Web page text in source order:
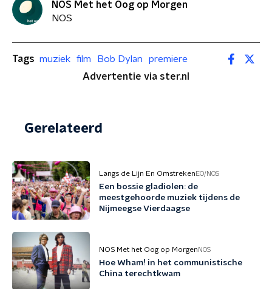
NOS Met het Oog op Morgen
NOS
Tags muziek film Bob Dylan
premiere
Advertentie via ster.nl
Gerelateerd
Langs de Lijn En Omstreken EO/NOS
Een bossie gladiolen: de
meestgehoorde muziek tijdens de
Nijmeegse Vierdaagse
NOS Met het Oog op Morgen NOS
Hoe Wham! in het communistische
China terechtkwam